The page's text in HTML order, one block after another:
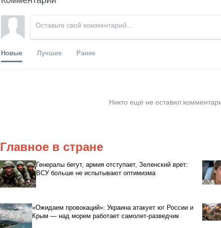
Новые Лучшие Ранее
Никто ещё не оставил
Главное в стране
Генералы бегут, армия отступает, Зеленский врет:
ВСУ больше не испытывают оптимизма
«Ожидаем провокаций»: Украина атакует юг России и
Крым — над морем работает самолет-разведчик